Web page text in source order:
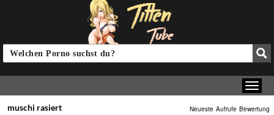
muschi rasiert Neueste Aufrufe Bewertung